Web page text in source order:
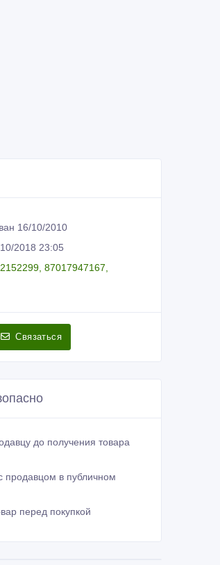
16/10/2010
2018 23:05
87017947167,
Связаться
до получения товара
продавцом в публичном
перед покупкой